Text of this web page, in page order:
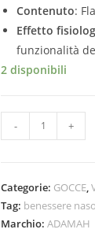
Contenuto:
Effetto
funzionalità
2 disponibili
- +
Categorie: GOCCE,
Tag: benessere
Marchio: ADAMAH